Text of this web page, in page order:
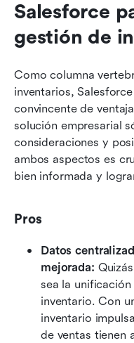
Salesforce
gestión de
Como columna
inventarios,
convincente de
solución empresarial
consideraciones y
ambos aspectos es
bien informada y
Pros
Datos
mejorada:
sea la
inventario. Con
inventario
de ventas tienen